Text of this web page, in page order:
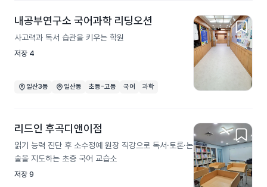
내공부연구소 국어과학 리딩오션
사고력과 독서 습관을 키우는 학원
저장 4
일산3동 일산동 초등-고등 국어 과학
리드인 후곡디앤이점
읽기 능력 진단 후 소수정예 원장 직강으로 독서·토론·논
술을 지도하는 초중 국어 교습소
저장 9